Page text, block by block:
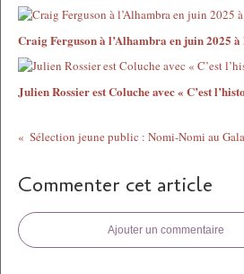
Craig Ferguson à l’Alhambra en juin 2025
Julien Rossier est Coluche avec « C’est
Commenter cet article
Ajouter un commentaire